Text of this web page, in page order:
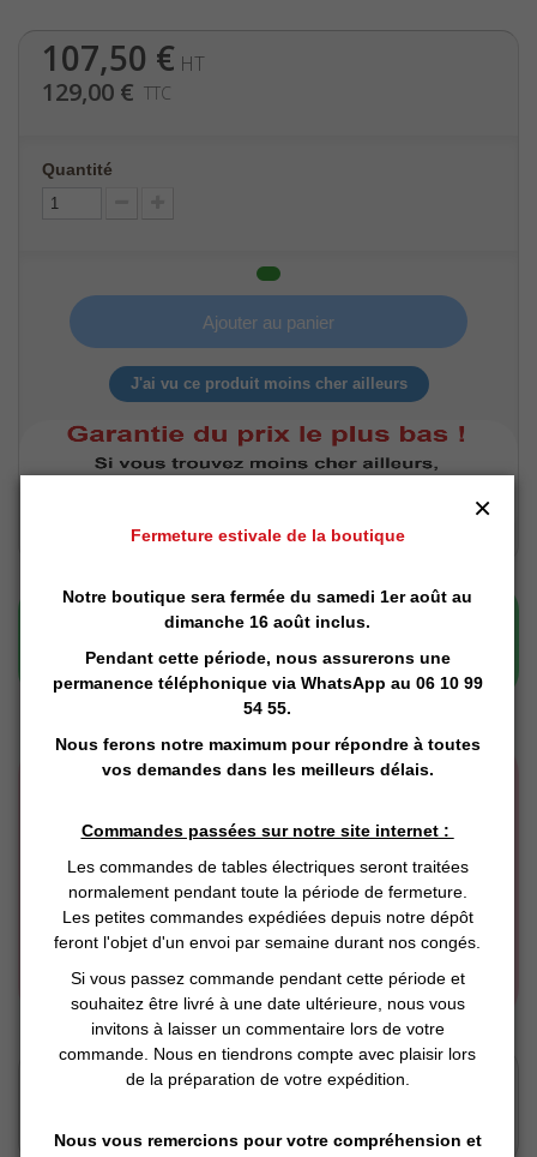
107,50 € HT
129,00 € TTC
Quantité
Ajouter au panier
J'ai vu ce produit moins cher ailleurs
Click and Collect
Vous retirez en magasin
Fermeture estivale de la boutique
Notre boutique sera fermée du samedi 1er août au
dimanche 16 août inclus.
Pendant cette période, nous assurerons une
permanence téléphonique via WhatsApp au 06 10 99
54 55.
Nous ferons notre maximum pour répondre à toutes
vos demandes dans les meilleurs délais.
Commandes passées sur notre site internet :
Les commandes de tables électriques seront traitées
normalement pendant toute la période de fermeture.
Les petites commandes expédiées depuis notre dépôt
feront l'objet d'un envoi par semaine durant nos congés.
Si vous passez commande pendant cette période et
souhaitez être livré à une date ultérieure, nous vous
invitons à laisser un commentaire lors de votre
commande. Nous en tiendrons compte avec plaisir lors
de la préparation de votre expédition.
Nous vous remercions pour votre compréhension et
×